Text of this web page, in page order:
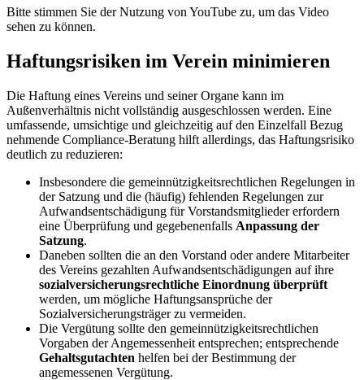
Bitte stimmen Sie der Nutzung von YouTube zu, um das Video
sehen zu können.
Haftungsrisiken im Verein minimieren
Die Haftung eines Vereins und seiner Organe kann im
Außenverhältnis nicht vollständig ausgeschlossen werden. Eine
umfassende, umsichtige und gleichzeitig auf den Einzelfall Bezug
nehmende Compliance-Beratung hilft allerdings, das Haftungsrisiko
deutlich zu reduzieren:
Insbesondere die gemeinnützigkeitsrechtlichen Regelungen in
der Satzung und die (häufig) fehlenden Regelungen zur
Aufwandsentschädigung für Vorstandsmitglieder erfordern
eine Überprüfung und gegebenenfalls Anpassung der
Satzung.
Daneben sollten die an den Vorstand oder andere Mitarbeiter
des Vereins gezahlten Aufwandsentschädigungen auf ihre
sozialversicherungsrechtliche Einordnung überprüft
werden, um mögliche Haftungsansprüche der
Sozialversicherungsträger zu vermeiden.
Die Vergütung sollte den gemeinnützigkeitsrechtlichen
Vorgaben der Angemessenheit entsprechen; entsprechende
Gehaltsgutachten helfen bei der Bestimmung der
angemessenen Vergütung.